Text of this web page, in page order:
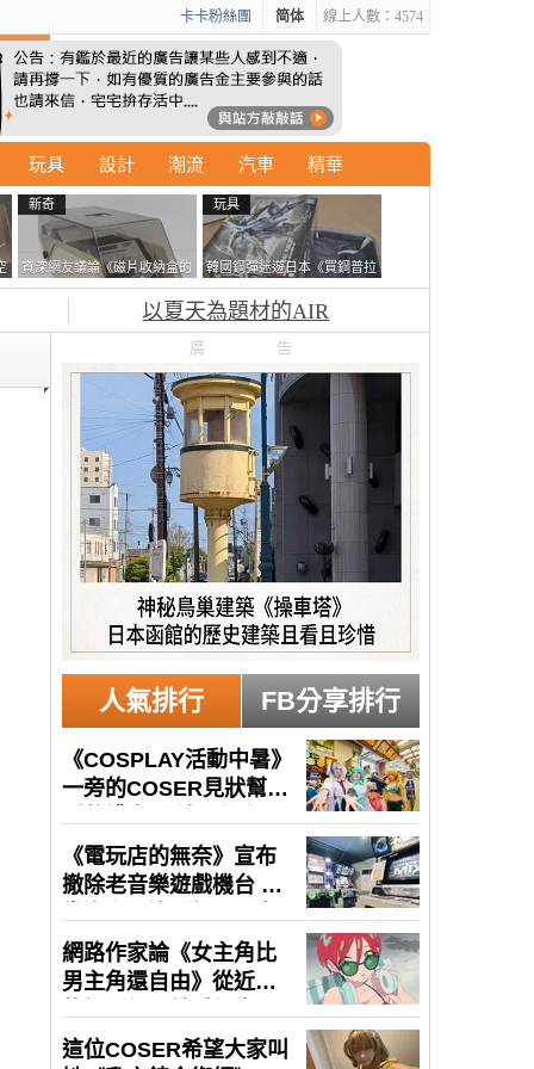
線上人數：4574
简体
卡卡粉絲團
玩具 設計 潮流 汽車 精華
新奇
資深網友議論《磁片收納盒的
鎖有什麼用》想偷的話整盒拿
玩具
韓國鋼彈迷遊日本《買鋼普拉
塞不進行李箱》網友們集思廣
益提供解方了……
以夏天為題材的AIR
廣告
人氣排行 FB分享排行